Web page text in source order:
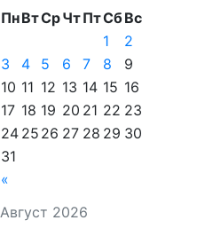
Август 2026
ПнВтСрЧтПтСбВс
«
1
2
3
4 5 6 7 8
9
10 11 12 13 14 15 16
17 18 19 20 21 22 23
24 25 26 27 28 29 30
31